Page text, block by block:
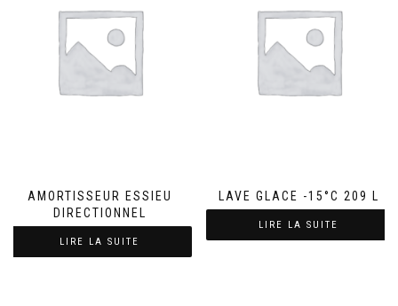
AMORTISSEUR ESSIEU
DIRECTIONNEL
LIRE LA SUITE
LAVE GLACE -15°C 209 L
LIRE LA SUITE